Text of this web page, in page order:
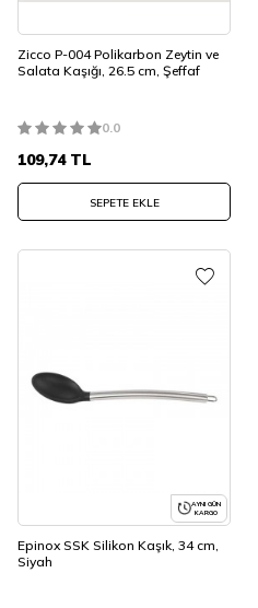
Zicco P-004 Polikarbon Zeytin ve
Salata Kaşığı, 26.5 cm, Şeffaf
0.0
109,74TL
SEPETE EKLE
AYNI GÜN
KARGO
Epinox SSK Silikon Kaşık, 34 cm,
Siyah